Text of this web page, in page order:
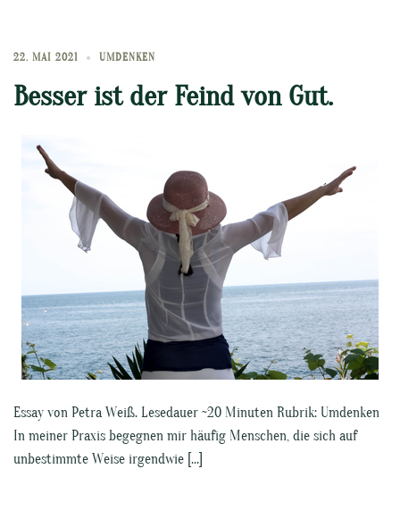
22. MAI 2021 UMDENKEN
Besser ist der Feind von Gut.
Essay von Petra Weiß. Lesedauer ~20 Minuten Rubrik: Umdenken
In meiner Praxis begegnen mir häufig Menschen, die sich auf
unbestimmte Weise irgendwie […]